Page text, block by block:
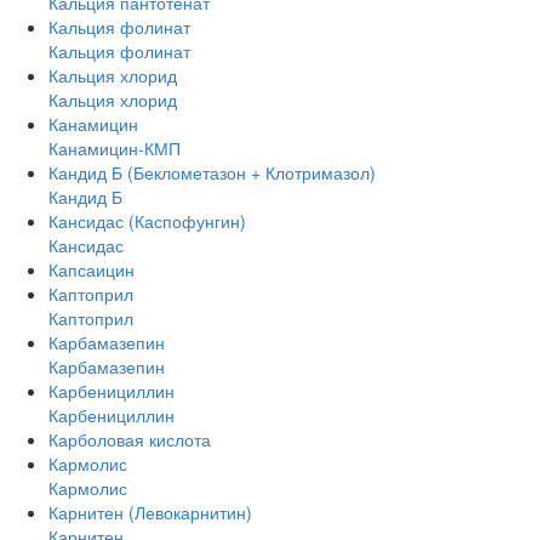
Кальция фолинат
Кальция фолинат
Кальция хлорид
Кальция хлорид
Канамицин
Канамицин-КМП
Кандид Б (Беклометазон + Клотримазол)
Кандид Б
Кансидас (Каспофунгин)
Кансидас
Капсаицин
Каптоприл
Каптоприл
Карбамазепин
Карбамазепин
Карбенициллин
Карбенициллин
Карболовая кислота
Кармолис
Кармолис
Карнитен (Левокарнитин)